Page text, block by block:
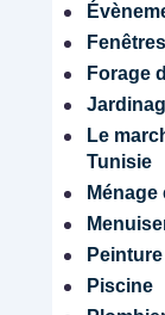
Forage
Le
Tunisie
Peinture
Piscine